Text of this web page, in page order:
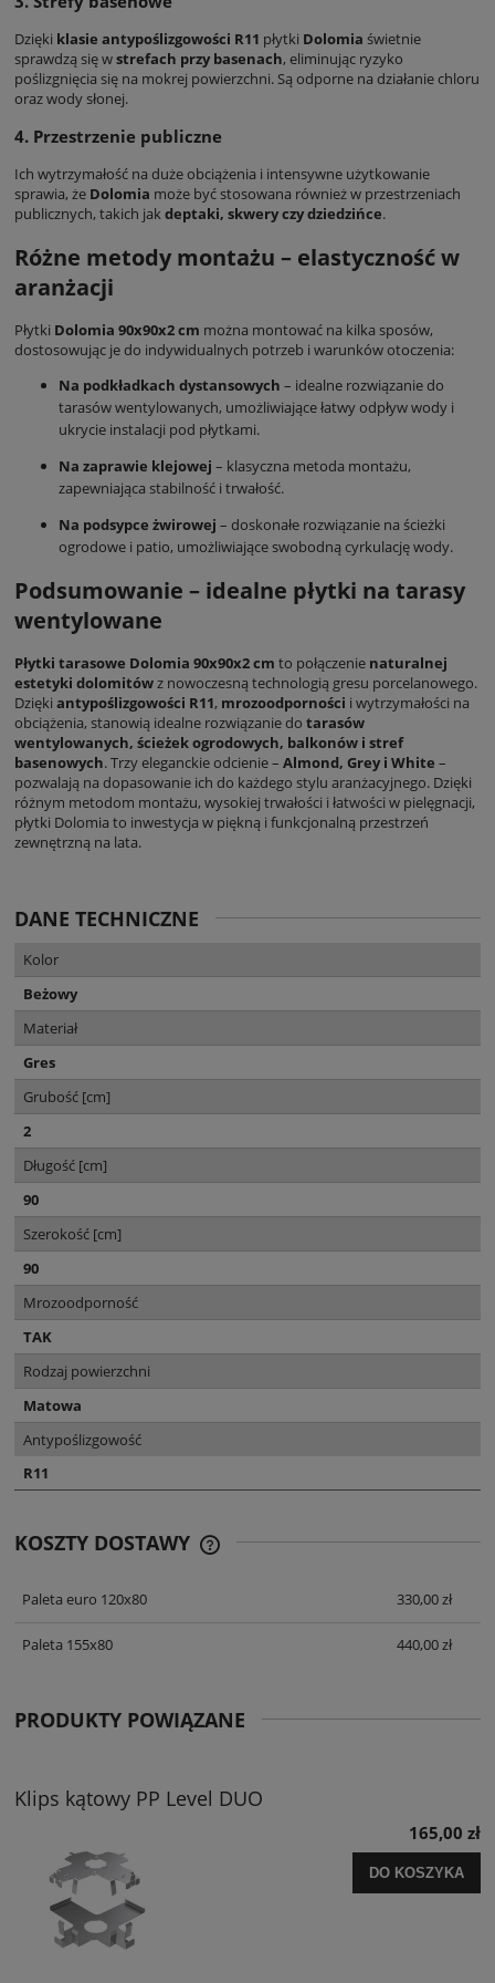
Dzięki klasie antypoślizgowości R11 płytki Dolomia świetnie
sprawdzą się wstrefach przy basenach, eliminując ryzyko
poślizgnięcia się na mokrej powierzchni. Są odporne na działanie chloru
oraz wody słonej.
4. Przestrzenie publiczne
Ich wytrzymałość na duże obciążenia i intensywne użytkowanie
sprawia, że Dolomia może być stosowana również w przestrzeniach
publicznych, takich jakdeptaki, skwery czy dziedzińce.
Różne metody montażu – elastyczność w
aranżacji
Płytki Dolomia 90x90x2 cm można montować na kilka sposów,
dostosowując je do indywidualnych potrzeb i warunków otoczenia:
Na podkładkach dystansowych – idealne rozwiązanie do
tarasów wentylowanych, umożliwiające łatwy odpływ wody i
ukrycie instalacji pod płytkami.
Na zaprawie klejowej – klasyczna metoda montażu,
zapewniająca stabilność i trwałość.
Na podsypce żwirowej – doskonałe rozwiązanie na ścieżki
ogrodowe i patio, umożliwiające swobodną cyrkulację wody.
Podsumowanie – idealne płytki na tarasy
wentylowane
Płytki tarasowe Dolomia 90x90x2 cm to połączenie naturalnej
estetyki dolomitówz nowoczesną technologią gresu porcelanowego.
Dzięki antypoślizgowości R11, mrozoodporności i wytrzymałości na
obciążenia, stanowią idealne rozwiązanie do tarasów
wentylowanych, ścieżek ogrodowych, balkonów i stref
basenowych. Trzy eleganckie odcienie – Almond, Grey i White –
pozwalają na dopasowanie ich do każdego stylu aranżacyjnego. Dzięki
różnym metodom montażu, wysokiej trwałości i łatwości w pielęgnacji,
płytki Dolomia to inwestycja w piękną i funkcjonalną przestrzeń
zewnętrzną na lata.
DANE TECHNICZNE
Kolor
Beżowy
Materiał
Gres
Grubość [cm]
2
Długość [cm]
90
Szerokość [cm]
90
Mrozoodporność
TAK
Rodzaj powierzchni
Matowa
Antypoślizgowość
R11
KOSZTY DOSTAWY
Paleta euro 120x80
330,00 zł
Paleta 155x80 440,00 zł
PRODUKTY POWIĄZANE
Klips kątowy PP Level DUO
165,00 zł
DO KOSZYKA